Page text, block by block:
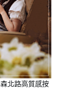
北路高質感按